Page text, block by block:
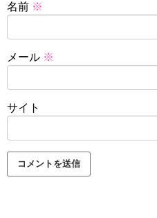
名前 ※
メール ※
サイト